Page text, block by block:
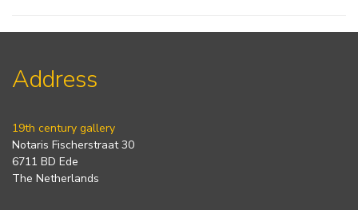
Address
19th century gallery
Notaris Fischerstraat 30
6711 BD Ede
The Netherlands